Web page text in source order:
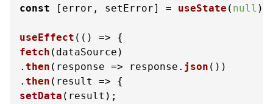
const [error, setError] = useState ( null );
useEffect ( () =>
fetch (dataSource)
. then ( response => response. json ())
. then ( result =>
setData